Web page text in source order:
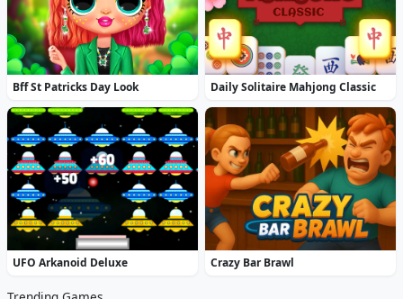
Bff St Patricks Day Look Daily Solitaire Mahjong Classic
UFO Arkanoid Deluxe Crazy Bar Brawl